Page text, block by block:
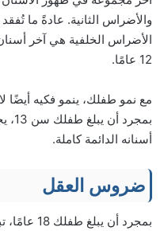
12 عامًا.
مع نمو طفلك، ينمو فكيه أيضًا
أسنانه الدائمة كاملة.
ضروس العقل
بمجرد أن